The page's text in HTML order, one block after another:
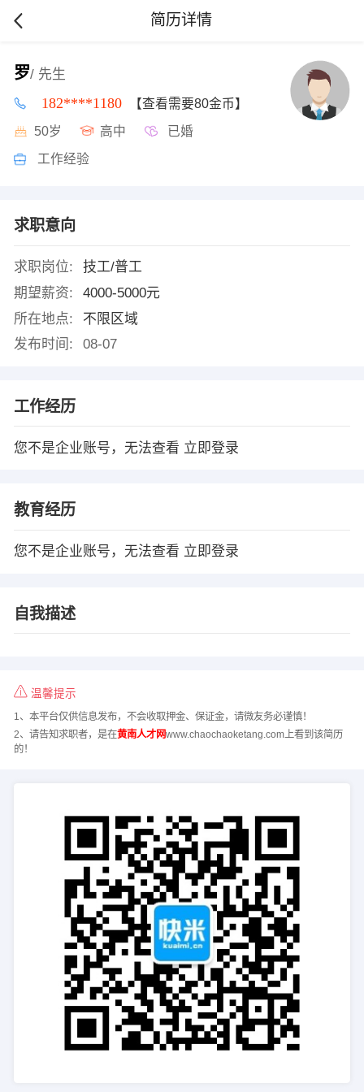
简历详情
罗/ 先生
182****1180 【查看需要80金币】
50岁 高中 已婚
工作经验
求职意向
求职岗位:
技工/普工
期望薪资:
4000-5000元
所在地点:
不限区域
发布时间:
08-07
工作经历
您不是企业账号，无法查看 立即登录
教育经历
您不是企业账号，无法查看 立即登录
自我描述
温馨提示
1、本平台仅供信息发布，不会收取押金、保证金，请微友务必谨慎！
2、请告知求职者，是在黄南人才网www.chaochaoketang.com上看到该简历
的！